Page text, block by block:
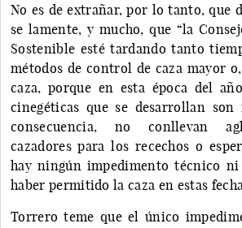
No es de extrañar, por lo tanto, que
se lamente, y mucho, que “la
Sostenible esté tardando tanto
métodos de control de caza mayor
caza, porque en esta época del
cinegéticas que se desarrollan
consecuencia, no conllevan
cazadores para los recechos o
hay ningún impedimento técnico
haber permitido la caza en estas
Torrero teme que el único